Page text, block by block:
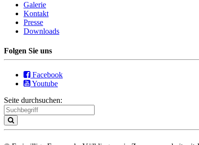
Galerie
Kontakt
Presse
Downloads
Folgen Sie uns
Facebook
Youtube
Seite durchsuchen: